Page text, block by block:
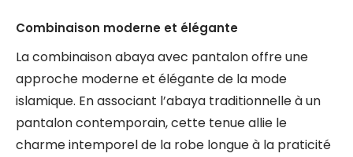
Combinaison moderne et élégante
La combinaison abaya avec pantalon offre une
approche moderne et élégante de la mode
islamique. En associant l’abaya traditionnelle à un
pantalon contemporain, cette tenue allie le
charme intemporel de la robe longue à la praticité